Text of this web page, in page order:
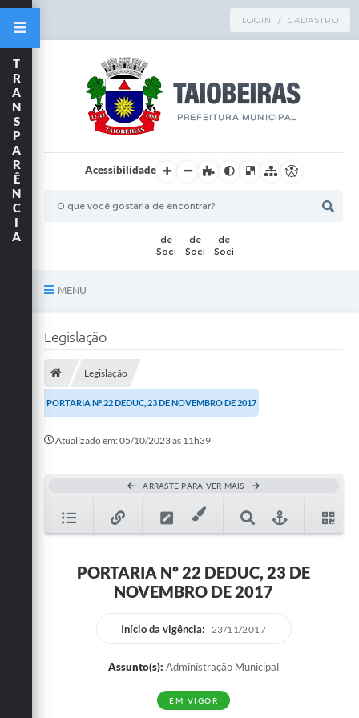
LOGIN / CADASTRO
Acessibilidade
MENU
Publicações
A Prefeitura
Ouvidoria
Legislação
Conselho Tutelar.
T
R
A
N
S
P
A
R
Ê
N
C
I
A
Legislação
Legislação
PORTARIA Nº 22 DEDUC, 23 DE NOVEMBRO DE 2017
Atualizado em: 05/10/2023 às 11h39
ARRASTE PARA VER MAIS
PORTARIA Nº 22 DEDUC, 23 DE
NOVEMBRO DE 2017
Início da vigência: 23/11/2017
Assunto(s): Administração Municipal
EM VIGOR